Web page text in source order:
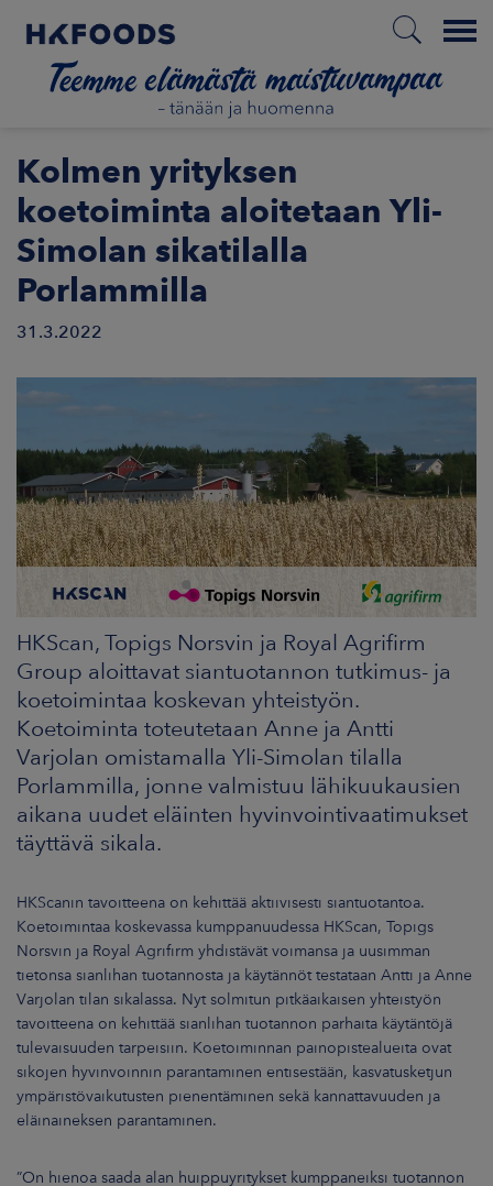
Menu
ETUSIVU
MEISTÄ
UUTISHUONE
Kolmen yrityksen
koetoiminta aloitetaan Yli-
Simolan sikatilalla
Porlammilla
31.3.2022
HKScan, Topigs Norsvin ja Royal Agrifirm
Group aloittavat siantuotannon tutkimus- ja
koetoimintaa koskevan yhteistyön.
Koetoiminta toteutetaan Anne ja Antti
Varjolan omistamalla Yli-Simolan tilalla
Porlammilla, jonne valmistuu lähikuukausien
aikana uudet eläinten hyvinvointivaatimukset
täyttävä sikala.
HKScanin tavoitteena on kehittää aktiivisesti siantuotantoa.
Koetoimintaa koskevassa kumppanuudessa HKScan, Topigs
Norsvin ja Royal Agrifirm yhdistävät voimansa ja uusimman
tietonsa sianlihan tuotannosta ja käytännöt testataan Antti ja Anne
Varjolan tilan sikalassa. Nyt solmitun pitkäaikaisen yhteistyön
tavoitteena on kehittää sianlihan tuotannon parhaita käytäntöjä
tulevaisuuden tarpeisiin. Koetoiminnan painopistealueita ovat
sikojen hyvinvoinnin parantaminen entisestään, kasvatusketjun
ympäristövaikutusten pienentäminen sekä kannattavuuden ja
eläinaineksen parantaminen.
”On hienoa saada alan huippuyritykset kumppaneiksi tuotannon